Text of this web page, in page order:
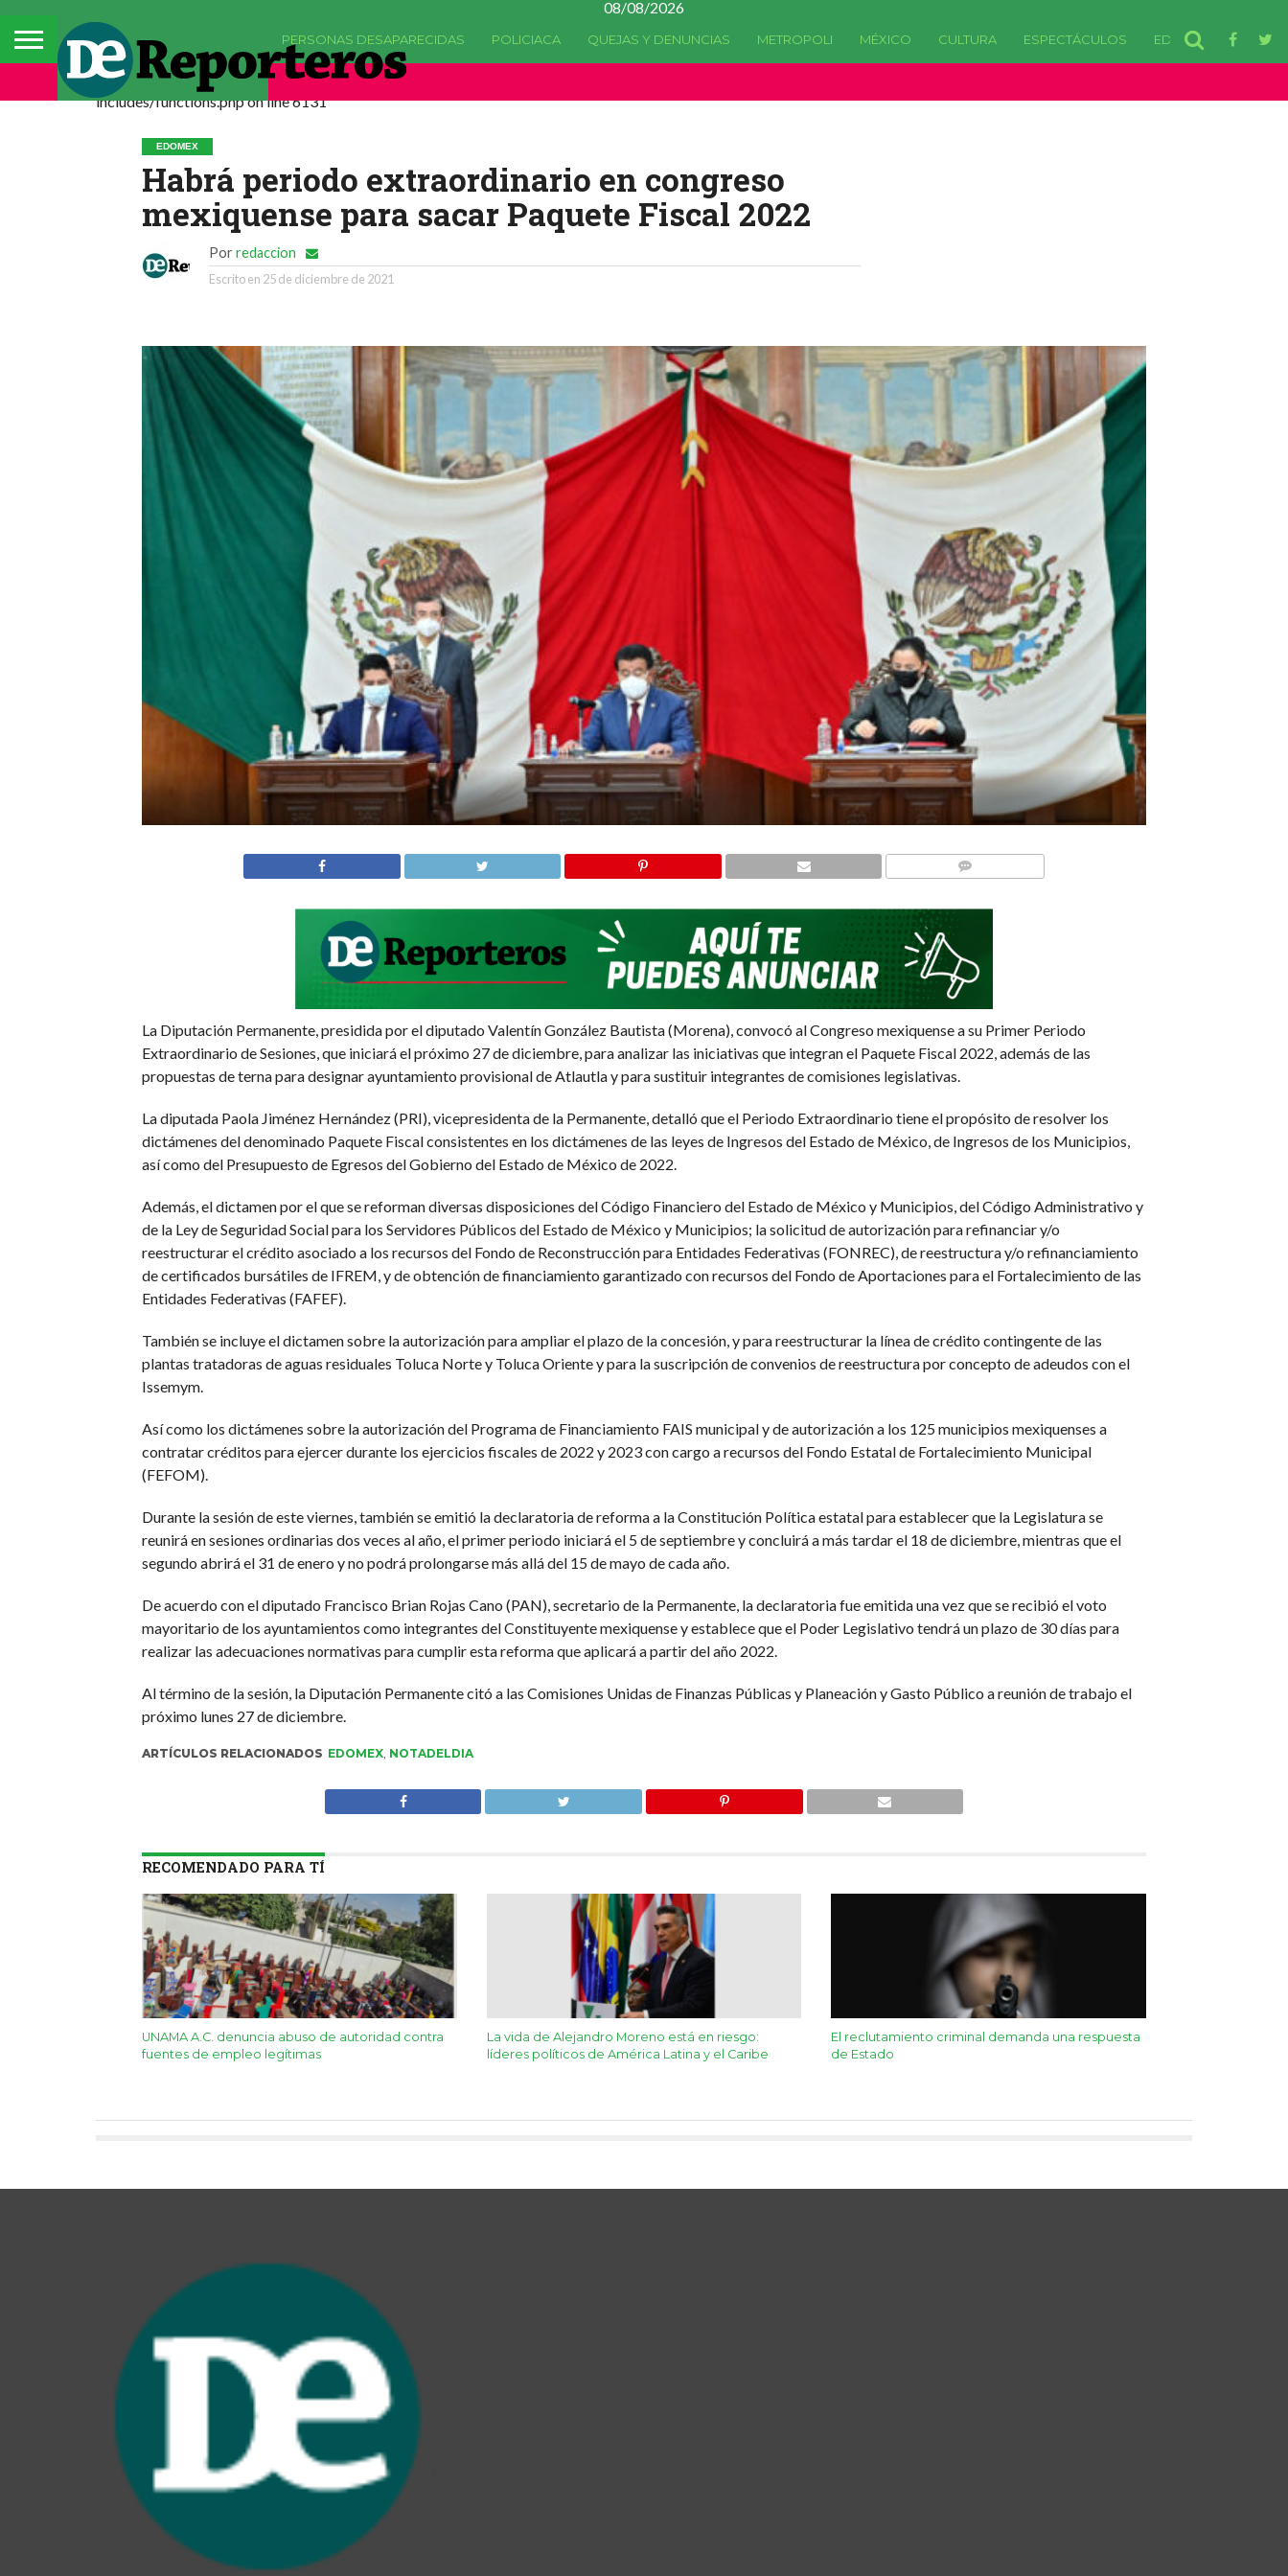
08/08/2026
PERSONAS DESAPARECIDAS POLICIACA QUEJAS Y DENUNCIAS METROPOLI MÉXICO CULTURA ESPECTÁCULOS EDOMEX
Deprecated: La función comments_popup_script ha quedado
includes/functions.php on line 6131
EDOMEX
Habrá periodo extraordinario en congreso
mexiquense para sacar Paquete Fiscal 2022
Por redaccion
Escrito en 25 de diciembre de 2021
La Diputación Permanente, presidida por el diputado Valentín González Bautista (Morena), convocó al Congreso mexiquense a su Primer Periodo
Extraordinario de Sesiones, que iniciará el próximo 27 de diciembre, para analizar las iniciativas que integran el Paquete Fiscal 2022, además de las
propuestas de terna para designar ayuntamiento provisional de Atlautla y para sustituir integrantes de comisiones legislativas.
La diputada Paola Jiménez Hernández (PRI), vicepresidenta de la Permanente, detalló que el Periodo Extraordinario tiene el propósito de resolver los
dictámenes del denominado Paquete Fiscal consistentes en los dictámenes de las leyes de Ingresos del Estado de México, de Ingresos de los Municipios,
así como del Presupuesto de Egresos del Gobierno del Estado de México de 2022.
Además, el dictamen por el que se reforman diversas disposiciones del Código Financiero del Estado de México y Municipios, del Código Administrativo y
de la Ley de Seguridad Social para los Servidores Públicos del Estado de México y Municipios; la solicitud de autorización para refinanciar y/o
reestructurar el crédito asociado a los recursos del Fondo de Reconstrucción para Entidades Federativas (FONREC), de reestructura y/o refinanciamiento
de certificados bursátiles de IFREM, y de obtención de financiamiento garantizado con recursos del Fondo de Aportaciones para el Fortalecimiento de las
Entidades Federativas (FAFEF).
También se incluye el dictamen sobre la autorización para ampliar el plazo de la concesión, y para reestructurar la línea de crédito contingente de las
plantas tratadoras de aguas residuales Toluca Norte y Toluca Oriente y para la suscripción de convenios de reestructura por concepto de adeudos con el
Issemym.
Así como los dictámenes sobre la autorización del Programa de Financiamiento FAIS municipal y de autorización a los 125 municipios mexiquenses a
contratar créditos para ejercer durante los ejercicios fiscales de 2022 y 2023 con cargo a recursos del Fondo Estatal de Fortalecimiento Municipal
(FEFOM).
Durante la sesión de este viernes, también se emitió la declaratoria de reforma a la Constitución Política estatal para establecer que la Legislatura se
reunirá en sesiones ordinarias dos veces al año, el primer periodo iniciará el 5 de septiembre y concluirá a más tardar el 18 de diciembre, mientras que el
segundo abrirá el 31 de enero y no podrá prolongarse más allá del 15 de mayo de cada año.
De acuerdo con el diputado Francisco Brian Rojas Cano (PAN), secretario de la Permanente, la declaratoria fue emitida una vez que se recibió el voto
mayoritario de los ayuntamientos como integrantes del Constituyente mexiquense y establece que el Poder Legislativo tendrá un plazo de 30 días para
realizar las adecuaciones normativas para cumplir esta reforma que aplicará a partir del año 2022.
Al término de la sesión, la Diputación Permanente citó a las Comisiones Unidas de Finanzas Públicas y Planeación y Gasto Público a reunión de trabajo el
próximo lunes 27 de diciembre.
ARTÍCULOS RELACIONADOS EDOMEX, NOTADELDIA
RECOMENDADO PARA TÍ
UNAMA A.C. denuncia abuso de autoridad contra
fuentes de empleo legítimas
La vida de Alejandro Moreno está en riesgo:
líderes políticos de América Latina y el Caribe
El reclutamiento criminal demanda una respuesta
de Estado